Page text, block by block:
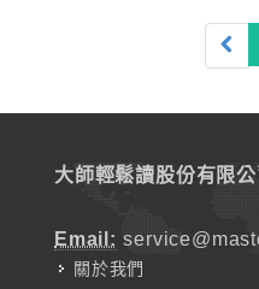
大師輕鬆讀股份有限公
Email:
關於我們